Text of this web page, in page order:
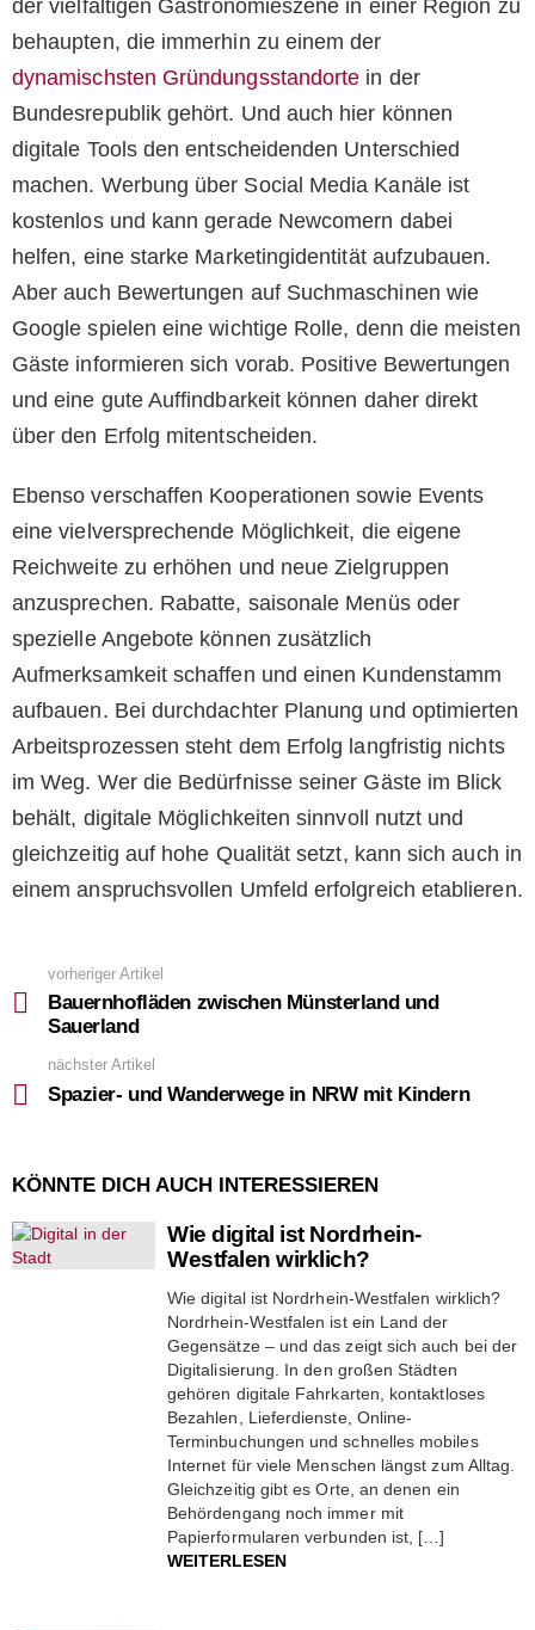
der vielfältigen Gastronomieszene in einer Region zu
behaupten, die immerhin zu einem der
dynamischsten Gründungsstandorte in der
Bundesrepublik gehört. Und auch hier können
digitale Tools den entscheidenden Unterschied
machen. Werbung über Social Media Kanäle ist
kostenlos und kann gerade Newcomern dabei
helfen, eine starke Marketingidentität aufzubauen.
Aber auch Bewertungen auf Suchmaschinen wie
Google spielen eine wichtige Rolle, denn die meisten
Gäste informieren sich vorab. Positive Bewertungen
und eine gute Auffindbarkeit können daher direkt
über den Erfolg mitentscheiden.
Ebenso verschaffen Kooperationen sowie Events
eine vielversprechende Möglichkeit, die eigene
Reichweite zu erhöhen und neue Zielgruppen
anzusprechen. Rabatte, saisonale Menüs oder
spezielle Angebote können zusätzlich
Aufmerksamkeit schaffen und einen Kundenstamm
aufbauen. Bei durchdachter Planung und optimierten
Arbeitsprozessen steht dem Erfolg langfristig nichts
im Weg. Wer die Bedürfnisse seiner Gäste im Blick
behält, digitale Möglichkeiten sinnvoll nutzt und
gleichzeitig auf hohe Qualität setzt, kann sich auch in
einem anspruchsvollen Umfeld erfolgreich etablieren.
more
vorheriger Artikel
Bauernhofläden zwischen Münsterland und
Sauerland
nächster Artikel
Spazier- und Wanderwege in NRW mit Kindern
KÖNNTE DICH AUCH INTERESSIEREN
Wie digital ist Nordrhein-
Westfalen wirklich?
Wie digital ist Nordrhein-Westfalen wirklich?
Nordrhein-Westfalen ist ein Land der
Gegensätze – und das zeigt sich auch bei der
Digitalisierung. In den großen Städten
gehören digitale Fahrkarten, kontaktloses
Bezahlen, Lieferdienste, Online-
Terminbuchungen und schnelles mobiles
Internet für viele Menschen längst zum Alltag.
Gleichzeitig gibt es Orte, an denen ein
Behördengang noch immer mit
Papierformularen verbunden ist, […]
WEITERLESEN